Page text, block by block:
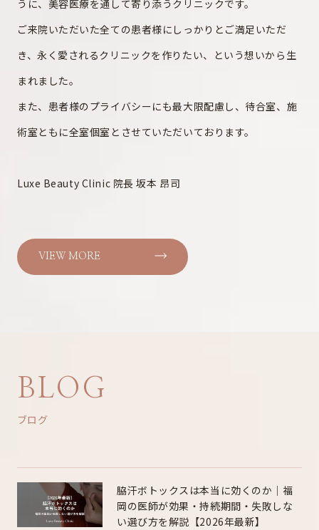
うに、美容医療を通して寄り添うクリニックです。
ご来院いただいた全ての患者様にしっかりとご満足いただ
き、永く愛されるクリニックを作りたい、という想いから生
まれました。
また、患者様のプライバシーにも最大限配慮し、待合室、施
術室ともに全室個室とさせていただいております。
Luxe Beauty Clinic 院長 坂本 昂司
VIEW MORE
BLOG
ブログ
脇汗ボトックスは本当に効くのか｜福
岡の医師が効果・持続期間・失敗しな
い選び方を解説【2026年最新】